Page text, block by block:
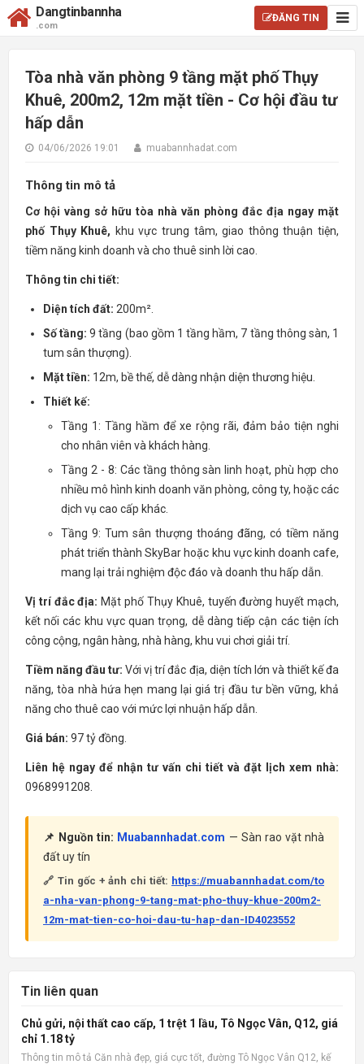
Dangtinbannha
.com
ĐĂNG TIN
Tòa nhà văn phòng 9 tầng mặt phố Thụy
Khuê, 200m2, 12m mặt tiền - Cơ hội đầu tư
hấp dẫn
04/06/2026 19:01 muabannhadat.com
Thông tin mô tả
Cơ hội vàng sở hữu tòa nhà văn phòng đắc địa ngay mặt
phố Thụy Khuê, khu vực trung tâm, giao thông thuận tiện,
tiềm năng kinh doanh và cho thuê sinh lời cao.
Thông tin chi tiết:
Diện tích đất: 200m².
Số tầng: 9 tầng (bao gồm 1 tầng hầm, 7 tầng thông sàn, 1
tum sân thượng).
Mặt tiền: 12m, bề thế, dễ dàng nhận diện thương hiệu.
Thiết kế:
Tầng 1: Tầng hầm để xe rộng rãi, đảm bảo tiện nghi
cho nhân viên và khách hàng.
Tầng 2 - 8: Các tầng thông sàn linh hoạt, phù hợp cho
nhiều mô hình kinh doanh văn phòng, công ty, hoặc các
dịch vụ cao cấp khác.
Tầng 9: Tum sân thượng thoáng đãng, có tiềm năng
phát triển thành SkyBar hoặc khu vực kinh doanh cafe,
mang lại trải nghiệm độc đáo và doanh thu hấp dẫn.
Vị trí đắc địa: Mặt phố Thụy Khuê, tuyến đường huyết mạch,
kết nối các khu vực quan trọng, dễ dàng tiếp cận các tiện ích
công cộng, ngân hàng, nhà hàng, khu vui chơi giải trí.
Tiềm năng đầu tư: Với vị trí đắc địa, diện tích lớn và thiết kế đa
năng, tòa nhà hứa hẹn mang lại giá trị đầu tư bền vững, khả
năng cho thuê cao với mức lợi nhuận hấp dẫn.
Giá bán: 97 tỷ đồng.
Liên hệ ngay để nhận tư vấn chi tiết và đặt lịch xem nhà:
0968991208.
📌 Nguồn tin: Muabannhadat.com — Sàn rao vặt nhà
đất uy tín
🔗 Tin gốc + ảnh chi tiết: https://muabannhadat.com/to
a-nha-van-phong-9-tang-mat-pho-thuy-khue-200m2-
12m-mat-tien-co-hoi-dau-tu-hap-dan-ID4023552
Tin liên quan
Chủ gửi, nội thất cao cấp, 1 trệt 1 lầu, Tô Ngọc Vân, Q12, giá
chỉ 1.18 tỷ
Thông tin mô tả Căn nhà đẹp, giá cực tốt, đường Tô Ngọc Vân Q12, kế